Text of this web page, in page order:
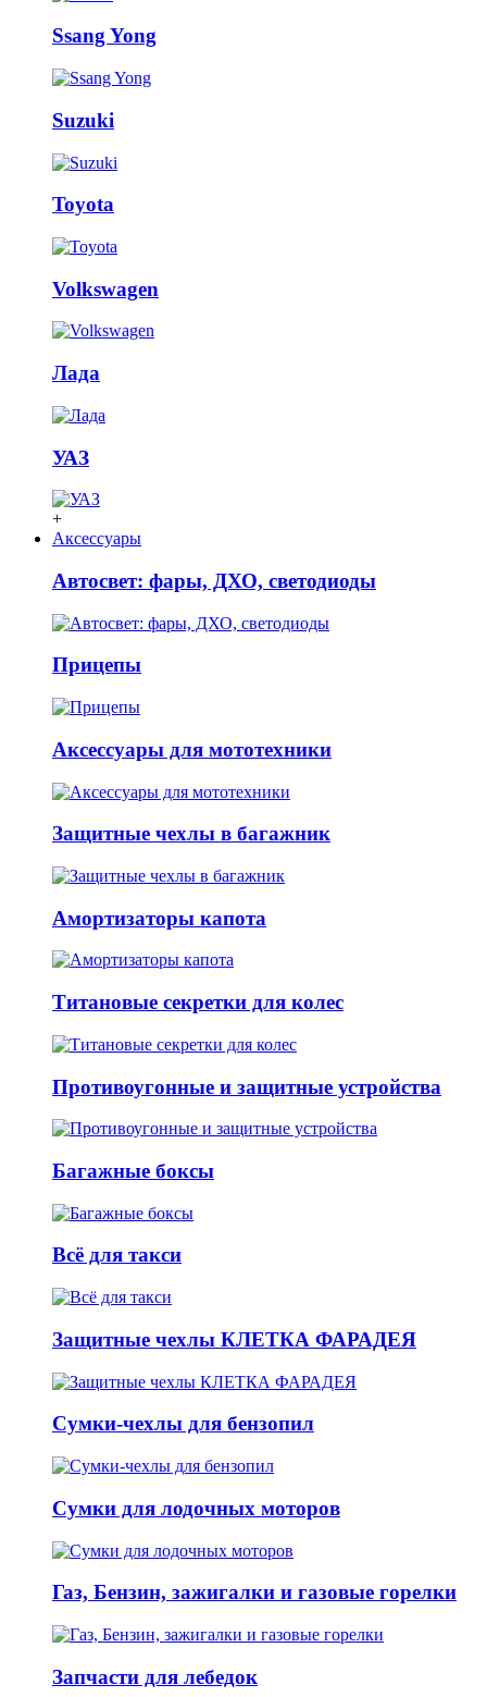
Ssang Yong
Suzuki
Toyota
Volkswagen
Лада
УАЗ
+
Аксессуары
Автосвет: фары, ДХО, светодиоды
Прицепы
Аксессуары для мототехники
Защитные чехлы в багажник
Амортизаторы капота
Титановые секретки для колес
Противоугонные и защитные устройства
Багажные боксы
Всё для такси
Защитные чехлы КЛЕТКА ФАРАДЕЯ
Сумки-чехлы для бензопил
Сумки для лодочных моторов
Газ, Бензин, зажигалки и газовые горелки
Запчасти для лебедок